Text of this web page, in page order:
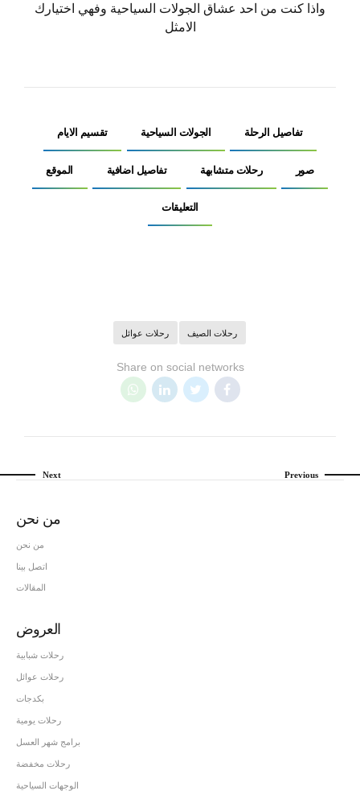
واذا كنت من احد عشاق الجولات السياحية وفهي اختيارك
الامثل
تفاصيل الرحلة الجولات السياحية تقسيم الايام
صور رحلات متشابهة تفاصيل اضافية الموقع
التعليقات
رحلات الصيف رحلات عوائل
Share on social networks
Previous
Next
من نحن
من نحن
اتصل بينا
المقالات
العروض
رحلات شبابية
رحلات عوائل
بكدجات
رحلات يومية
برامج شهر العسل
رحلات مخفضة
الوجهات السياحية